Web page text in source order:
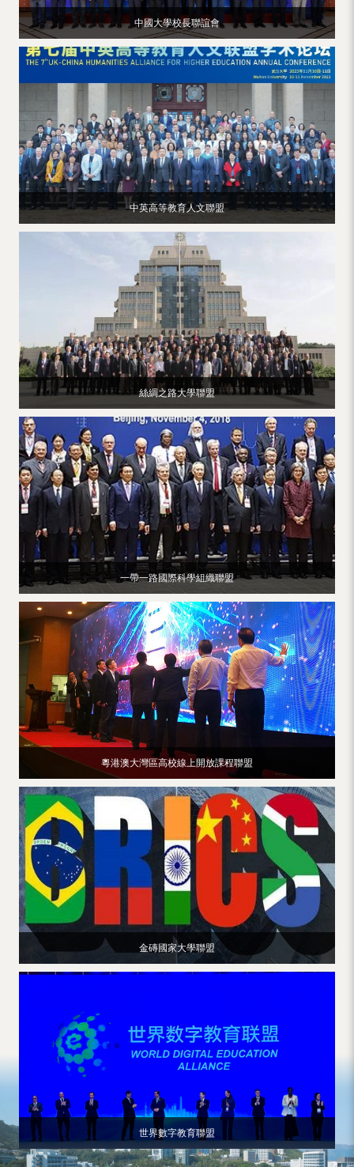
中國大學校長聯誼會
中英高等教育人文聯盟
絲綢之路大學聯盟
一帶一路國際科學組織聯盟
粵港澳大灣區高校線上開放課程聯盟
金磚國家大學聯盟
世界數字教育聯盟